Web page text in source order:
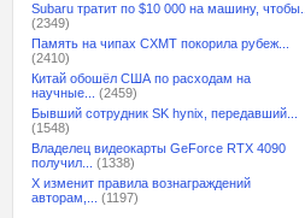
Subaru тратит по $10 000 на машину, чтобы...
(2349)
Память на чипах CXMT покорила рубеж...
(2410)
Китай обошёл США по расходам на
научные...
(2459)
Бывший сотрудник SK hynix, передавший...
(1548)
Владелец видеокарты GeForce RTX 4090
получил...
(1338)
X изменит правила вознаграждений
авторам,...
(1197)